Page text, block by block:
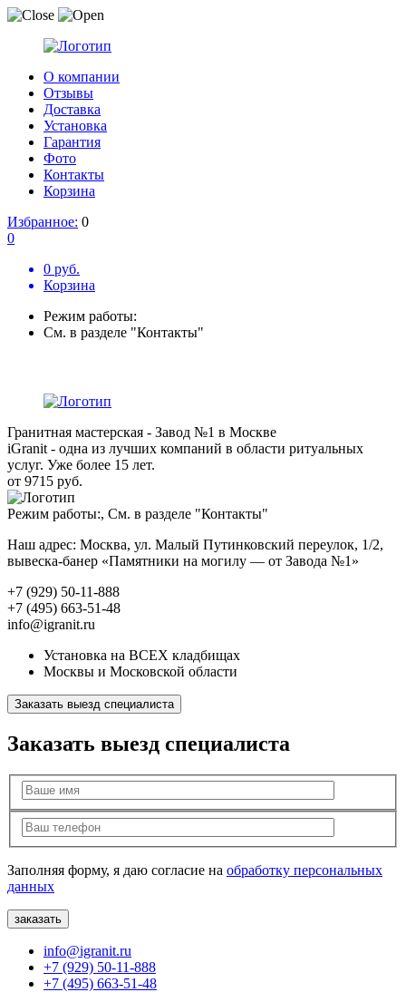
О компании
Отзывы
Доставка
Установка
Гарантия
Фото
Контакты
Корзина
Избранное: 0
0
0 руб.
Корзина
Режим работы:
См. в разделе "Контакты"
Гранитная мастерская - Завод №1 в Москве
iGranit - одна из лучших компаний в области ритуальных
услуг. Уже более 15 лет.
от 9715 руб.
Режим работы:, См. в разделе "Контакты"
Наш адрес: Москва, ул. Малый Путинковский переулок, 1/2,
вывеска-банер «Памятники на могилу — от Завода №1»
+7 (929) 50-11-888
+7 (495) 663-51-48
info@igranit.ru
Установка на ВСЕХ кладбищах
Москвы и Московской области
Заказать выезд специалиста
Заказать выезд специалиста
Заполняя форму, я даю согласие на обработку персональных
данных
info@igranit.ru
+7 (929) 50-11-888
+7 (495) 663-51-48